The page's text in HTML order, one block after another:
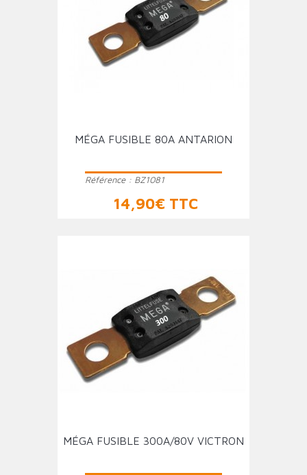
MÉGA FUSIBLE 80A ANTARION
Référence : BZ1081
Prix
14,90€ TTC
MÉGA FUSIBLE 300A/80V VICTRON